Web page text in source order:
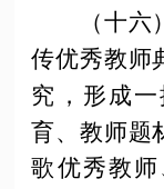
（十
传优秀教师
究，形成
育、教师题
歌优秀教